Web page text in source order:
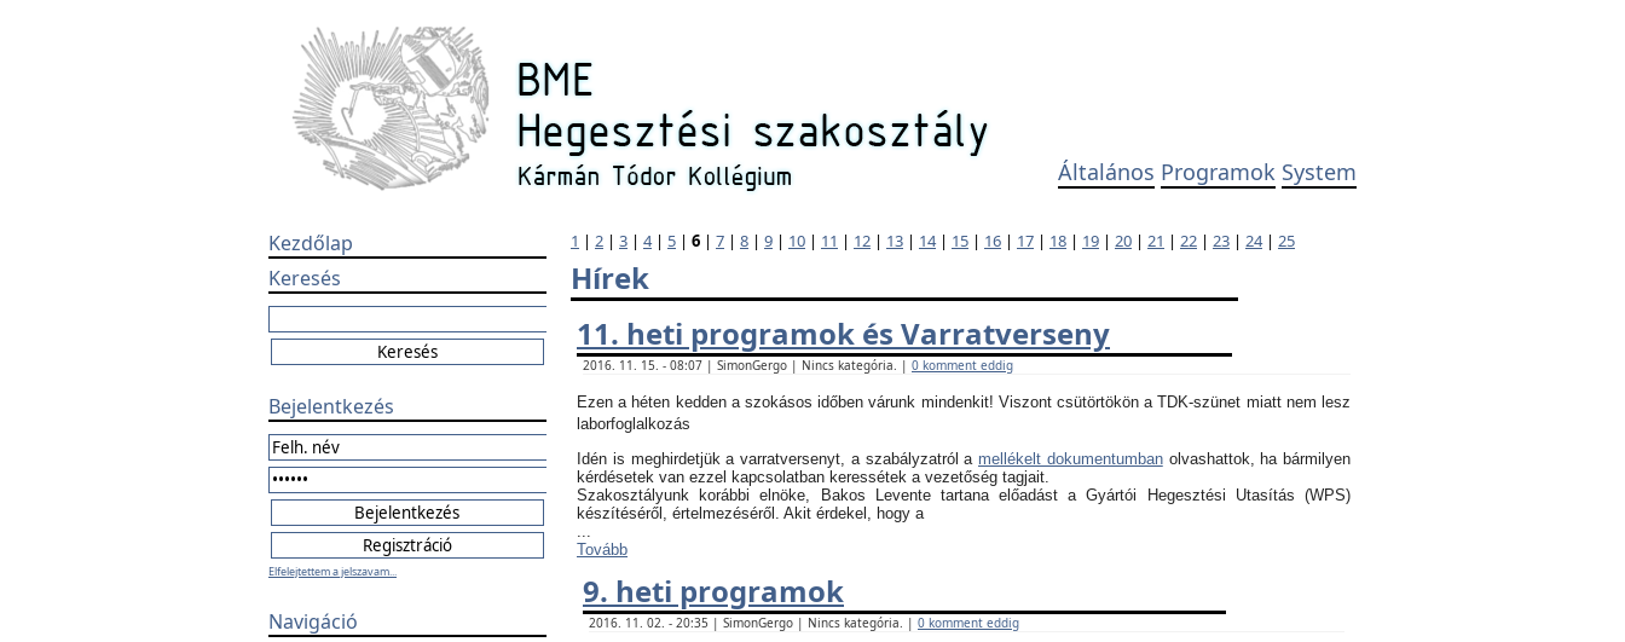
Általános Programok System
Kezdőlap
Keresés
Bejelentkezés
Elfelejtettem a jelszavam...
Navigáció
1 | 2 | 3 | 4| 5 | 6 | 7 | 8 | 9 | 10 | 11 | 12 | 13 | 14| 15 | 16 | 17 | 18 | 19 | 20 | 21 | 22 | 23 | 24| 25
Hírek
11. heti programok és Varratverseny
2016. 11. 15. - 08:07 | SimonGergo | Nincs kategória. | 0 komment eddig
Ezen a héten kedden a szokásos időben várunk mindenkit! Viszont csütörtökön a TDK-szünet miatt nem lesz
laborfoglalkozás
Idén is meghirdetjük a varratversenyt, a szabályzatról a mellékelt dokumentumbanolvashattok, ha bármilyen
kérdésetek van ezzel kapcsolatban keressétek a vezetőség tagjait.
Szakosztályunk korábbi elnöke, Bakos Levente tartana előadást a Gyártói Hegesztési Utasítás (WPS)
készítéséről, értelmezéséről. Akit érdekel, hogy a
...
Tovább
9. heti programok
2016. 11. 02. - 20:35 | SimonGergo | Nincs kategória. | 0 komment eddig